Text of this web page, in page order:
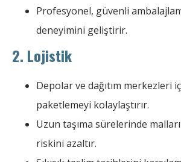
Profesyonel, güvenli
deneyimini geliştirir.
2. Lojistik
Depolar ve dağıtım merkezleri
paketlemeyi kolaylaştırır.
Uzun taşıma sürelerinde
riskini azaltır.